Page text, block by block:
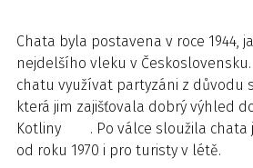
Chata byla postavena v roce 1944,
nejdelšího vleku v
chatu využívat partyzáni z důvodu
která jim zajišťovala dobrý výhled
Kotliny . Po válce sloužila chata
od roku 1970 i pro turisty v létě.